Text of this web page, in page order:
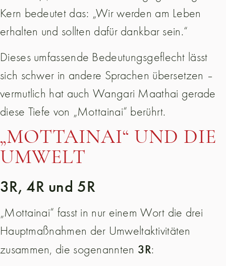
Kern bedeutet das: „Wir werden am Leben
erhalten und sollten dafür dankbar sein.“
Dieses umfassende Bedeutungsgeflecht lässt
sich schwer in andere Sprachen übersetzen –
vermutlich hat auch Wangari Maathai gerade
diese Tiefe von „Mottainai“ berührt.
„MOTTAINAI“ UND DIE
UMWELT
3R, 4R und 5R
„Mottainai“ fasst in nur einem Wort die drei
Hauptmaßnahmen der Umweltaktivitäten
zusammen, die sogenannten 3R: